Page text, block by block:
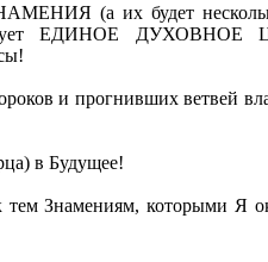
(а их будет
ЕДИНОЕ
и прогнивших ветвей
в Будущее!
к тем Знамениям,